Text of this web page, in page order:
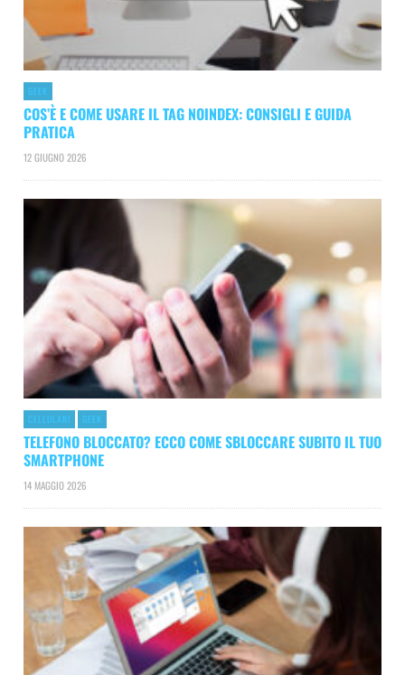
GEEK
COS’È E COME USARE IL TAG NOINDEX: CONSIGLI E GUIDA
PRATICA
12 GIUGNO 2026
CELLULARI GEEK
TELEFONO BLOCCATO? ECCO COME SBLOCCARE SUBITO IL TUO
SMARTPHONE
14 MAGGIO 2026